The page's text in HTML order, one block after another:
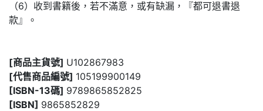
（6）收到書籍後，若不滿意，或有缺漏，『都可退書退
款』。
[商品主貨號] U102867983
[代售商品編號] 105199900149
[ISBN-13碼] 9789865852825
[ISBN] 9865852829